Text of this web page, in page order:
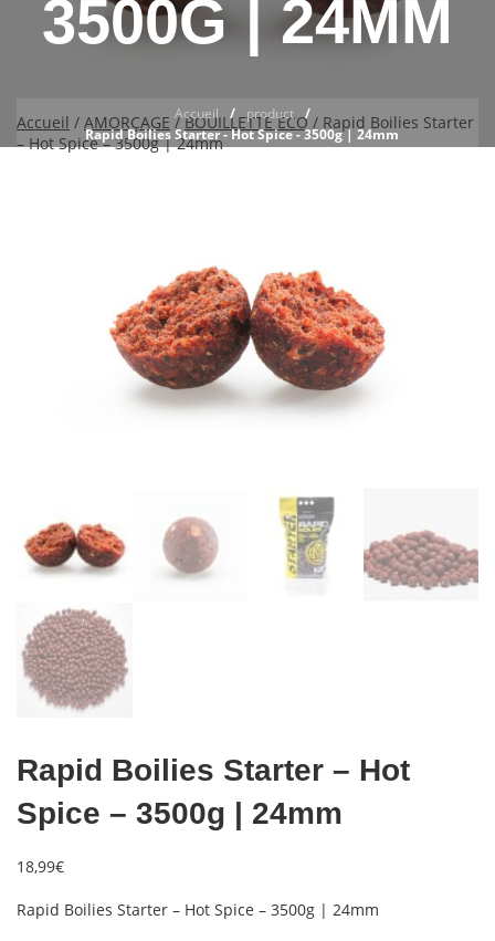
3500G | 24MM
Accueil
product
Rapid Boilies Starter - Hot Spice - 3500g | 24mm
Accueil / AMORÇAGE /BOUILLETTE ÉCO / Rapid Boilies Starter
– Hot Spice – 3500g | 24mm
Rapid Boilies Starter – Hot
Spice – 3500g | 24mm
18,99€
Rapid Boilies Starter – Hot Spice – 3500g | 24mm